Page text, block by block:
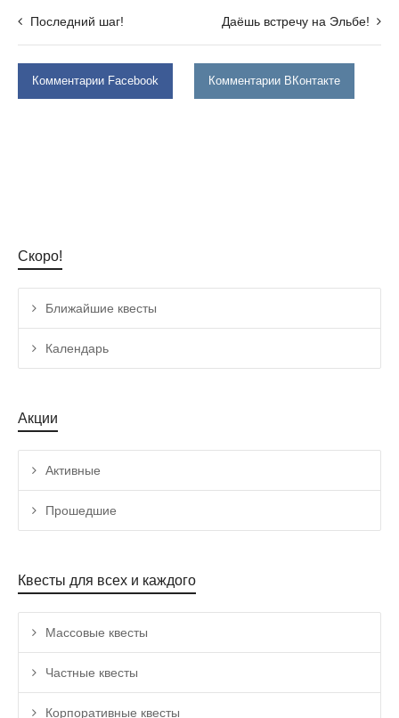
Последний шаг! Даёшь встречу на Эльбе!
Комментарии Facebook Комментарии ВКонтакте
Скоро!
Ближайшие квесты
Календарь
Акции
Активные
Прошедшие
Квесты для всех и каждого
Массовые квесты
Частные квесты
Корпоративные квесты